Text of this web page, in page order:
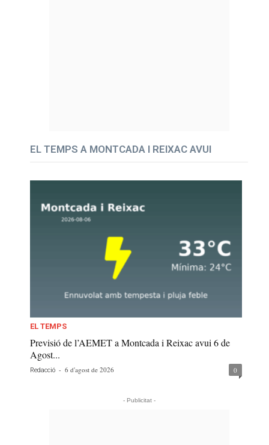
EL TEMPS A MONTCADA I REIXAC AVUI
EL TEMPS
Previsió de l’AEMET a Montcada i Reixac avui 6 de
Agost...
Redacció - 6 d'agost de 2026 0
- Publicitat -